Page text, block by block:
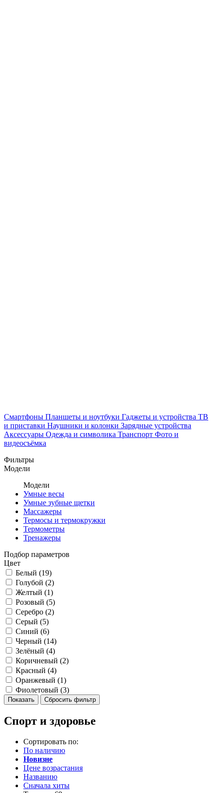
Смартфоны Планшеты и ноутбуки Гаджеты и устройства ТВ
и приставки Наушники и колонки Зарядные устройства
Аксессуары Одежда и символика Транспорт Фото и
видеосъёмка
Фильтры
Модели
Модели
Умные весы
Умные зубные щетки
Массажеры
Термосы и термокружки
Термометры
Тренажеры
Подбор параметров
Цвет
Белый (19)
Голубой (2)
Желтый (1)
Розовый (5)
Серебро (2)
Серый (5)
Синий (6)
Черный (14)
Зелёный (4)
Коричневый (2)
Красный (4)
Оранжевый (1)
Фиолетовый (3)
Спорт и здоровье
Сортировать по:
По наличию
Новизне
Цене возрастания
Названию
Сначала хиты